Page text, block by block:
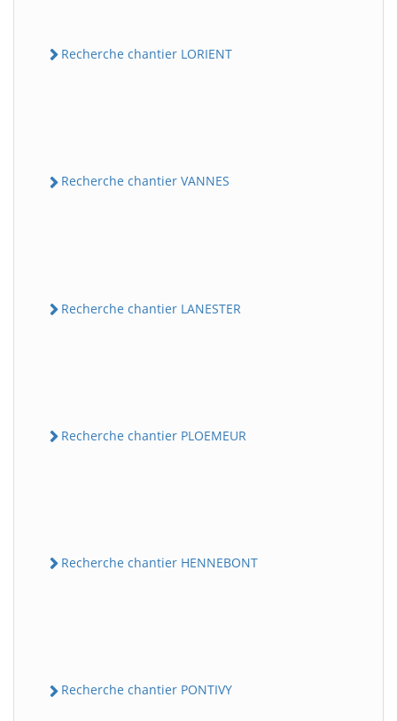
Recherche chantier LORIENT
Recherche chantier VANNES
Recherche chantier LANESTER
Recherche chantier PLOEMEUR
Recherche chantier HENNEBONT
Recherche chantier PONTIVY